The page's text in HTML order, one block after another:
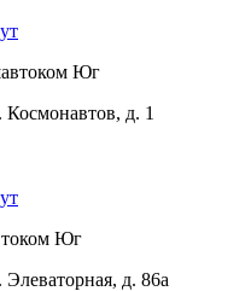
Юг
Космонавтов, д. 1
Юг
Элеваторная, д. 86а